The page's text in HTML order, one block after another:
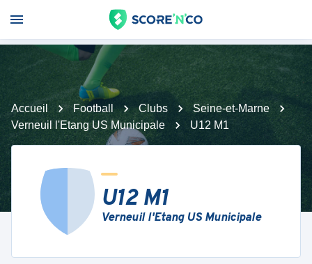
Accueil Football Clubs
Seine-et-Marne
Verneuil l'Etang US Municipale
U12 M1
U12 M1
Verneuil l'Etang US Municipale